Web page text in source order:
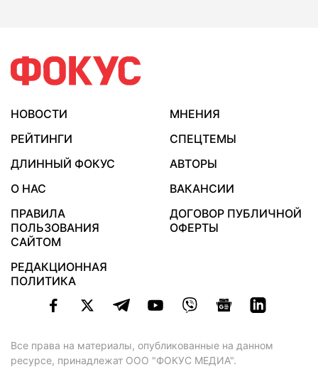
НОВОСТИ
МНЕНИЯ
РЕЙТИНГИ
СПЕЦТЕМЫ
ДЛИННЫЙ ФОКУС
АВТОРЫ
О НАС
ВАКАНСИИ
ПРАВИЛА
ПОЛЬЗОВАНИЯ
САЙТОМ
ДОГОВОР ПУБЛИЧНОЙ
ОФЕРТЫ
РЕДАКЦИОННАЯ
ПОЛИТИКА
Все права на материалы, опубликованные на данном
ресурсе, принадлежат ООО "ФОКУС МЕДИА".